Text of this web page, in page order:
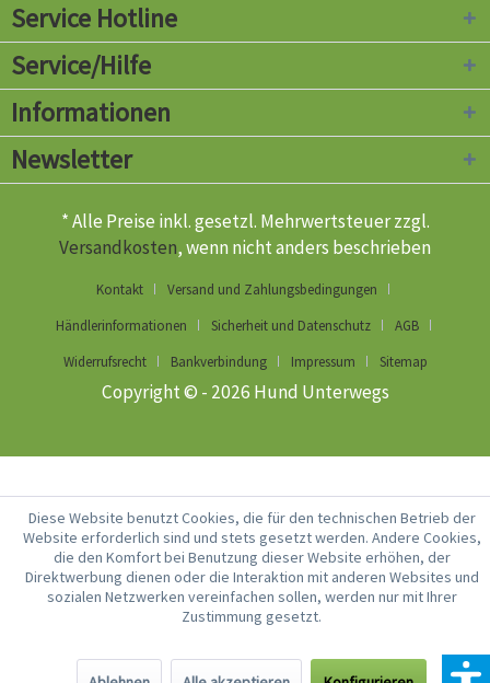
Service Hotline
Service/Hilfe
Informationen
Newsletter
* Alle Preise inkl. gesetzl. Mehrwertsteuer zzgl.
Versandkosten, wenn nicht anders beschrieben
Kontakt
Versand und Zahlungsbedingungen
Händlerinformationen
Sicherheit und Datenschutz
AGB
Widerrufsrecht
Bankverbindung Impressum Sitemap
Copyright © - 2026 Hund Unterwegs
Diese Website benutzt Cookies, die für den technischen Betrieb der
Website erforderlich sind und stets gesetzt werden. Andere Cookies,
die den Komfort bei Benutzung dieser Website erhöhen, der
Direktwerbung dienen oder die Interaktion mit anderen Websites und
sozialen Netzwerken vereinfachen sollen, werden nur mit Ihrer
Zustimmung gesetzt.